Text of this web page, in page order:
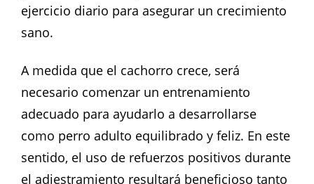
ejercicio diario para asegurar un crecimiento
sano.
A medida que el cachorro crece, será
necesario comenzar un entrenamiento
adecuado para ayudarlo a desarrollarse
como perro adulto equilibrado y feliz. En este
sentido, el uso de refuerzos positivos durante
el adiestramiento resultará beneficioso tanto